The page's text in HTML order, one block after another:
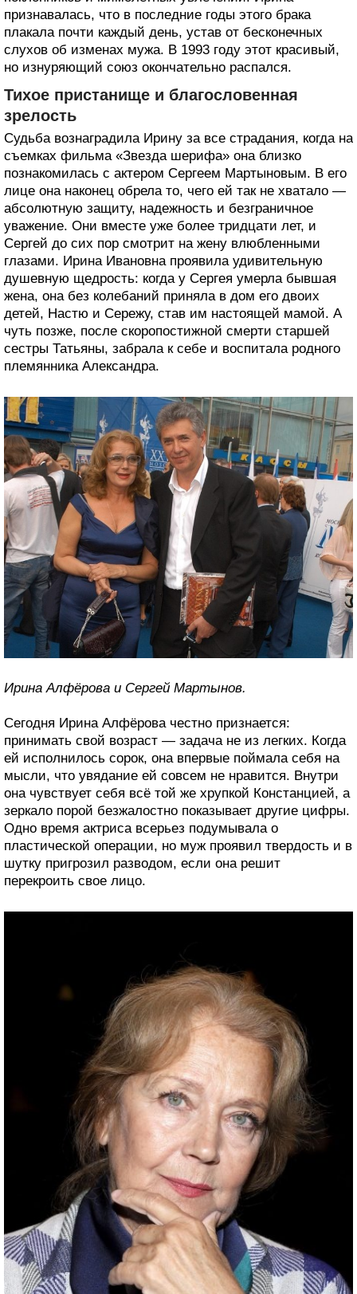
признавалась, что в последние годы этого брака
плакала почти каждый день, устав от бесконечных
слухов об изменах мужа. В 1993 году этот красивый,
но изнуряющий союз окончательно распался.
Тихое пристанище и благословенная
зрелость
Судьба вознаградила Ирину за все страдания, когда на
съемках фильма «Звезда шерифа» она близко
познакомилась с актером Сергеем Мартыновым. В его
лице она наконец обрела то, чего ей так не хватало —
абсолютную защиту, надежность и безграничное
уважение. Они вместе уже более тридцати лет, и
Сергей до сих пор смотрит на жену влюбленными
глазами. Ирина Ивановна проявила удивительную
душевную щедрость: когда у Сергея умерла бывшая
жена, она без колебаний приняла в дом его двоих
детей, Настю и Сережу, став им настоящей мамой. А
чуть позже, после скоропостижной смерти старшей
сестры Татьяны, забрала к себе и воспитала родного
племянника Александра.
Ирина Алфёрова и Сергей Мартынов.
Сегодня Ирина Алфёрова честно признается:
принимать свой возраст — задача не из легких. Когда
ей исполнилось сорок, она впервые поймала себя на
мысли, что увядание ей совсем не нравится. Внутри
она чувствует себя всё той же хрупкой Констанцией, а
зеркало порой безжалостно показывает другие цифры.
Одно время актриса всерьез подумывала о
пластической операции, но муж проявил твердость и в
шутку пригрозил разводом, если она решит
перекроить свое лицо.